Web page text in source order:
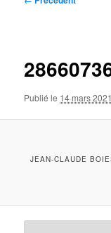
Publié le 14 mars 2021
JEAN-CLAUDE